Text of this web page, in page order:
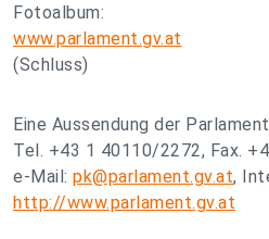
Fotoalbum:
www.parlament.gv.at
(Schluss)
Eine Aussendung der
Tel. +43 1 40110/2272, Fax.
e-Mail: pk@parlament.gv.at,
http://www.parlament.gv.at